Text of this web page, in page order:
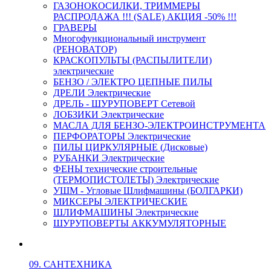
ГАЗОНОКОСИЛКИ, ТРИММЕРЫ
РАСПРОДАЖА !!! (SALE) АКЦИЯ -50% !!!
ГРАВЕРЫ
Многофункциональный инструмент
(РЕНОВАТОР)
КРАСКОПУЛЬТЫ (РАСПЫЛИТЕЛИ)
электрические
БЕНЗО / ЭЛЕКТРО ЦЕПНЫЕ ПИЛЫ
ДРЕЛИ Электрические
ДРЕЛЬ - ШУРУПОВЕРТ Сетевой
ЛОБЗИКИ Электрические
МАСЛА ДЛЯ БЕНЗО-ЭЛЕКТРОИНСТРУМЕНТА
ПЕРФОРАТОРЫ Электрические
ПИЛЫ ЦИРКУЛЯРНЫЕ (Дисковые)
РУБАНКИ Электрические
ФЕНЫ технические строительные
(ТЕРМОПИСТОЛЕТЫ) Электрические
УШМ - Угловые Шлифмашины (БОЛГАРКИ)
МИКСЕРЫ ЭЛЕКТРИЧЕСКИЕ
ШЛИФМАШИНЫ Электрические
ШУРУПОВЕРТЫ АККУМУЛЯТОРНЫЕ
09. САНТЕХНИКА